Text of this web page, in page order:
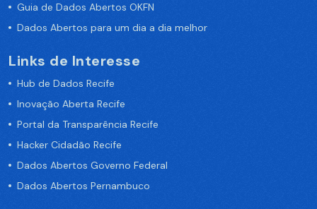
Guia de Dados Abertos OKFN
Dados Abertos para um dia a dia melhor
Links de Interesse
Hub de Dados Recife
Inovação Aberta Recife
Portal da Transparência Recife
Hacker Cidadão Recife
Dados Abertos Governo Federal
Dados Abertos Pernambuco